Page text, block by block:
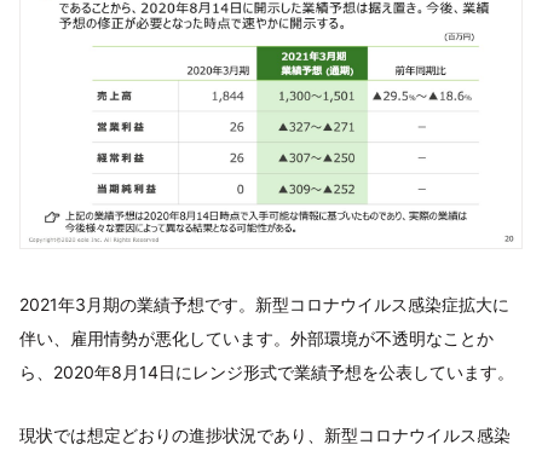
2021年3月期の業績予想です。新型コロナウイルス感染症拡大に
伴い、雇用情勢が悪化しています。外部環境が不透明なことか
ら、2020年8月14日にレンジ形式で業績予想を公表しています。
現状では想定どおりの進捗状況であり、新型コロナウイルス感染